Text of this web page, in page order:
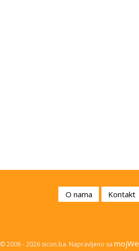
O nama Kontakt
© 2006 - 2026 sicon.ba. Napravljeno sa